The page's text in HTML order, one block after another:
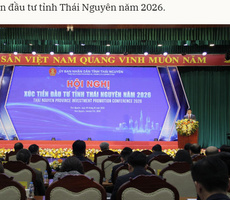
đầu tư tỉnh Thái Nguyên năm 2026.